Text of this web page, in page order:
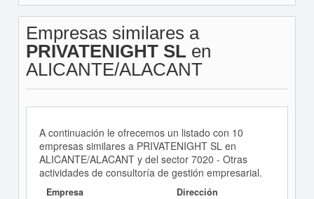
Empresas similares a
PRIVATENIGHT SL en
ALICANTE/ALACANT
A continuación le ofrecemos un listado con 10
empresas similares a PRIVATENIGHT SL en
ALICANTE/ALACANT y del sector 7020 - Otras
actividades de consultoría de gestión empresarial.
Empresa Dirección